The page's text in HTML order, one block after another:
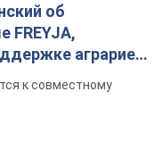
об
FREYJA,
аграриев.
к совместному